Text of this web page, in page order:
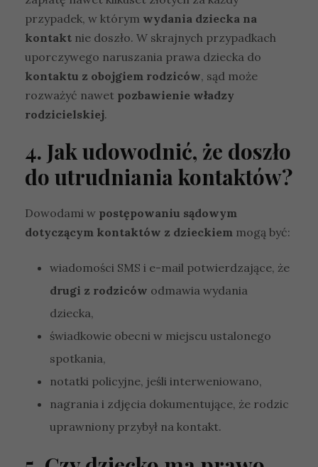
przypadek, w którym wydania dziecka na
kontakt nie doszło. W skrajnych przypadkach
uporczywego naruszania prawa dziecka do
kontaktu z obojgiem rodziców, sąd może
rozważyć nawet pozbawienie władzy
rodzicielskiej.
4. Jak udowodnić, że doszło
do utrudniania kontaktów?
Dowodami w postępowaniu sądowym
dotyczącym kontaktów z dzieckiem mogą być:
wiadomości SMS i e-mail potwierdzające, że
drugi z rodziców odmawia wydania
dziecka,
świadkowie obecni w miejscu ustalonego
spotkania,
notatki policyjne, jeśli interweniowano,
nagrania i zdjęcia dokumentujące, że rodzic
uprawniony przybył na kontakt.
K
i
z
e
T